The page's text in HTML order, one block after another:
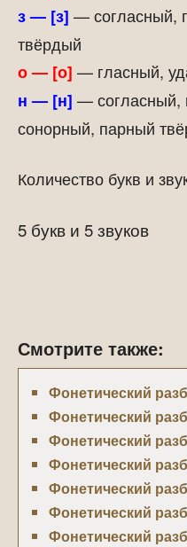
з — [з] — согласный,
твёрдый
о — [о] — гласный,
н — [н] — согласный,
сонорный, парный
Количество букв и
5 букв и 5 звуков
Смотрите также:
Фонетический
Фонетический
Фонетический
Фонетический
Фонетический
Фонетический
Фонетический